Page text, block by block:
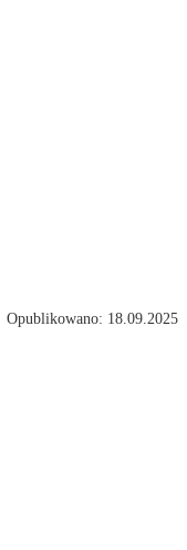
Opublikowano: 18.09.2025